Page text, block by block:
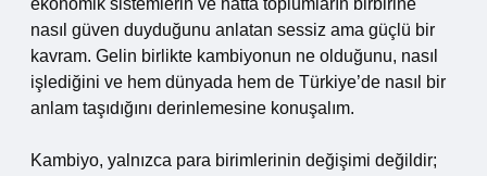
ekonomik sistemlerin ve hatta toplumların birbirine
nasıl güven duyduğunu anlatan sessiz ama güçlü bir
kavram. Gelin birlikte kambiyonun ne olduğunu, nasıl
işlediğini ve hem dünyada hem de Türkiye’de nasıl bir
anlam taşıdığını derinlemesine konuşalım.
Kambiyo, yalnızca para birimlerinin değişimi değildir;